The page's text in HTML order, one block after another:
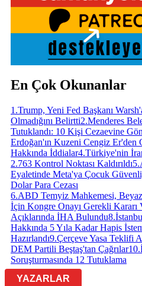
En Çok Okunanlar
1 .Trump, Yeni Fed Başkanı
Olmadığını Belirtti2.Menderes
Tutuklandı: 10 Kişi Cezaevine
Erdoğan'ın Kuzeni Cengiz Er'den
Hakkında İddialar4.Türkiye'nin
2.763 Kontrol Noktası Kaldırıldı5.
Eyaletinde Meta'ya Çocuk
Dolar Para Cezası
6.ABD Temyiz Mahkemesi,
İçin Kongre Onayı Gerekli Kararı
Açıklarında İHA Bulundu8.
Hakkında 5 Yıla Kadar Hapis
Hazırlandı9.Çerçeve Yasa Teklifi
DEM Partili Beştaş'tan Çağrılar10.
Soruşturmasında 12 Tutuklama
YAZARLAR